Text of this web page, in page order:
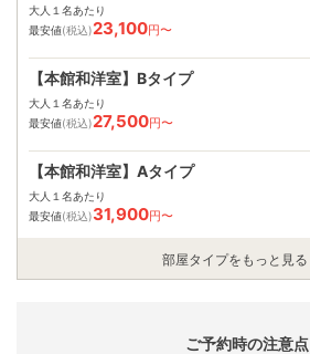
大人１名あたり
最安値(税込)23,100円〜
【本館和洋室】Bタイプ
大人１名あたり
最安値(税込)27,500円〜
【本館和洋室】Aタイプ
大人１名あたり
最安値(税込)31,900円〜
部屋タイプをもっと見る
ご予約時の注意点